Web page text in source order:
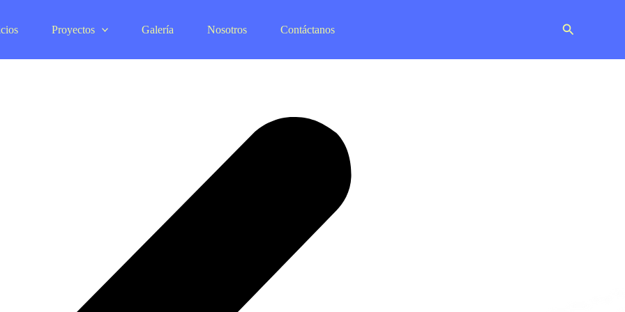
Proyectos Galería Nosotros Contáctanos Buscar